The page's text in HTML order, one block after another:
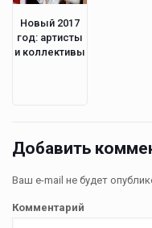
Новый 2017
год: артисты
и коллективы
Добавить
Ваш e-mail не будет
Комментарий